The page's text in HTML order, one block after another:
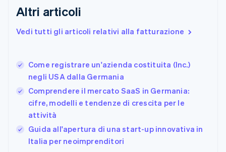
Altri articoli
Vedi tutti gli articoli relativi alla fatturazione
Come registrare un'azienda costituita (Inc.)
negli USA dalla Germania
Comprendere il mercato SaaS in Germania:
cifre, modelli e tendenze di crescita per le
attività
Guida all'apertura di una start-up innovativa in
Italia per neoimprenditori
Finlandia
Francia
DeutschEnglish
Giappone
日本語 English
Gibilterra
English
Grecia
English
India
English